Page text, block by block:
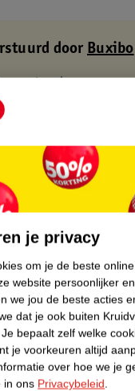
doorBuxibo
via verkooppartner.
je privacy
om je de beste
website persoonlijker
we jou de beste acties
dat je ook buiten
Je bepaalt zelf welke
je voorkeuren altijd
over hoe we je
in ons Privacybeleid.